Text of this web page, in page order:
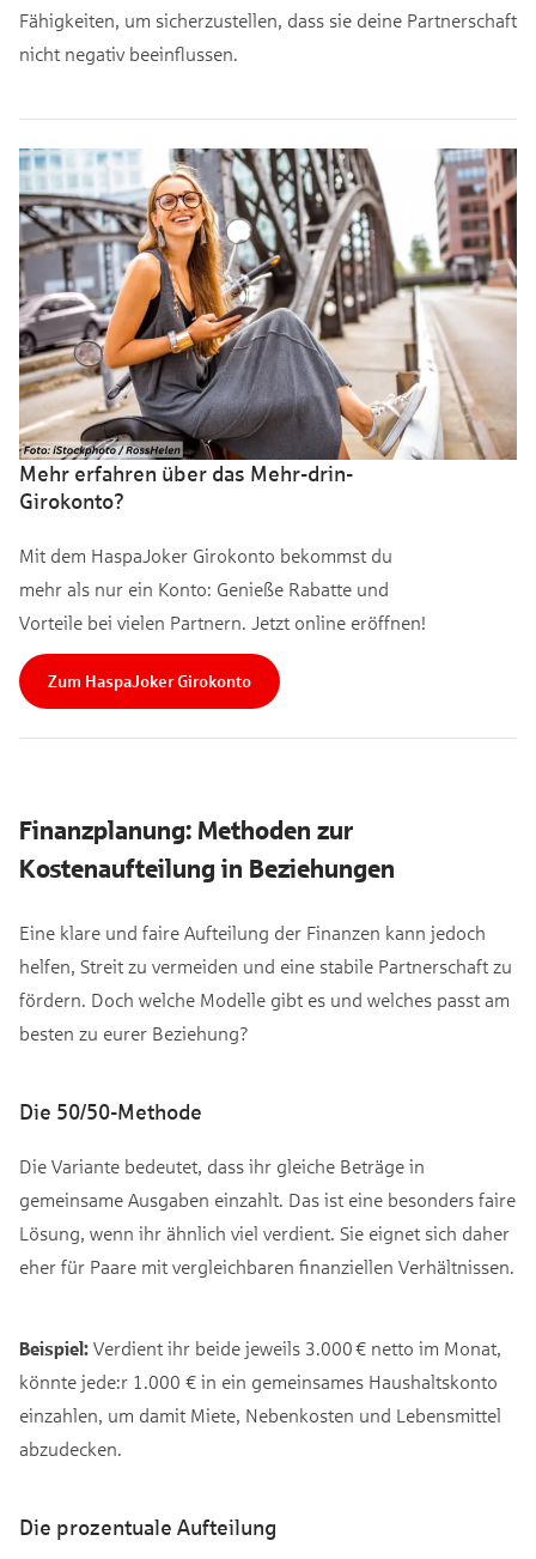
Fähigkeiten, um sicherzustellen, dass sie deine Partnerschaft
nicht negativ beeinflussen.
Mehr erfahren über das Mehr-drin-
Girokonto?
Mit dem HaspaJoker Girokonto bekommst du
mehr als nur ein Konto: Genieße Rabatte und
Vorteile bei vielen Partnern. Jetzt online eröffnen!
Zum HaspaJoker Girokonto
Finanzplanung: Methoden zur
Kostenaufteilung in Beziehungen
Eine klare und faire Aufteilung der Finanzen kann jedoch
helfen, Streit zu vermeiden und eine stabile Partnerschaft zu
fördern. Doch welche Modelle gibt es und welches passt am
besten zu eurer Beziehung?
Die 50/50-Methode
Die Variante bedeutet, dass ihr gleiche Beträge in
gemeinsame Ausgaben einzahlt. Das ist eine besonders faire
Lösung, wenn ihr ähnlich viel verdient. Sie eignet sich daher
eher für Paare mit vergleichbaren finanziellen Verhältnissen.
Beispiel: Verdient ihr beide jeweils 3.000 € netto im Monat,
könnte jede:r 1.000 € in ein gemeinsames Haushaltskonto
einzahlen, um damit Miete, Nebenkosten und Lebensmittel
abzudecken.
Die prozentuale Aufteilung